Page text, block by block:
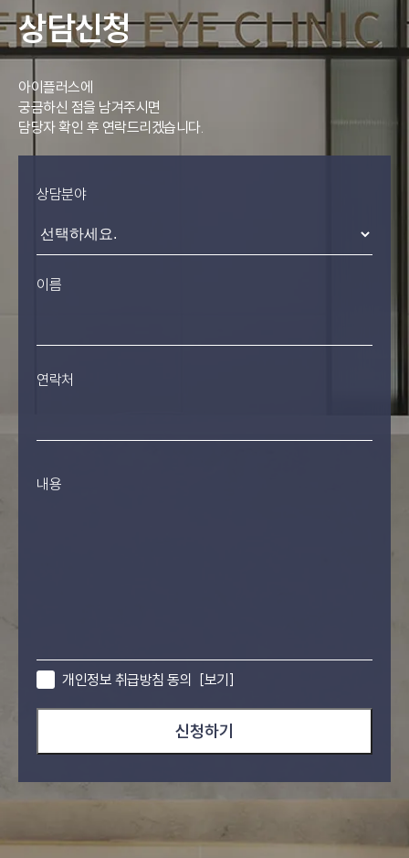
상담신청
아이플러스에
궁금하신 점을 남겨주시면
담당자 확인 후 연락드리겠습니다.
상담분야
이름
연락처
내용
개인정보 취급방침 동의 [보기]
신청하기